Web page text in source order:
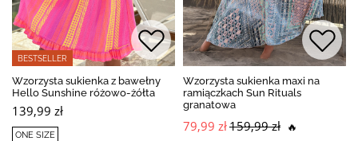
BESTSELLER
Wzorzysta sukienka z bawełny
Hello Sunshine różowo-żółta
139,99 zł
ONE SIZE
Wzorzysta sukienka maxi na
ramiączkach Sun Rituals
granatowa
79,99 zł159,99 zł 🔥